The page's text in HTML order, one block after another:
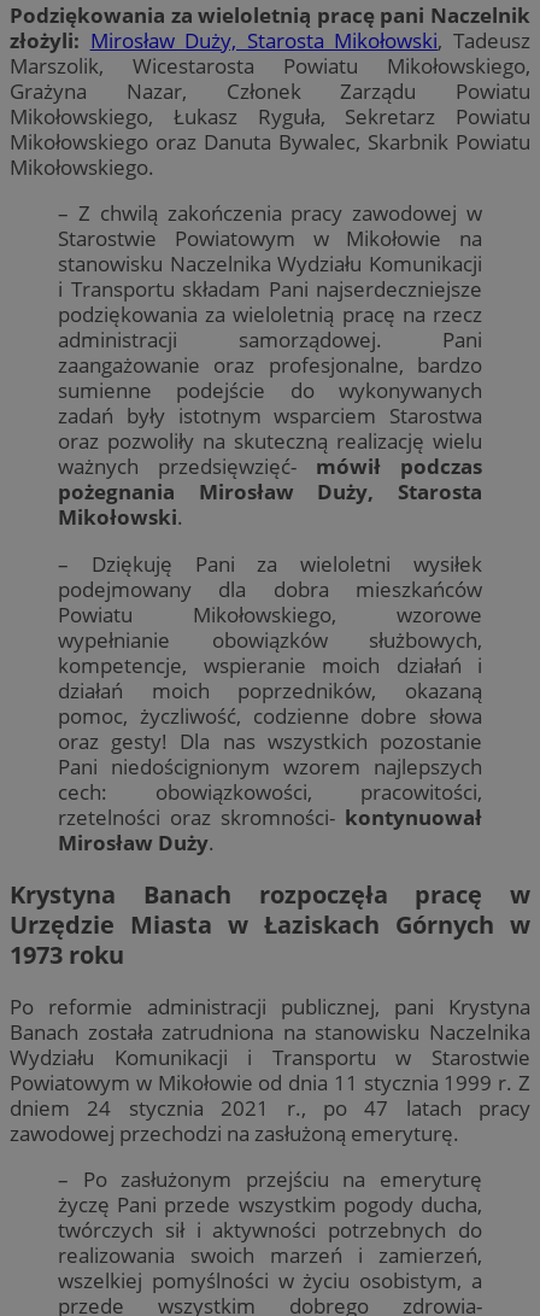
Podziękowania za wieloletnią pracę pani Naczelnik
złożyli: Mirosław Duży, Starosta Mikołowski, Tadeusz
Marszolik, Wicestarosta Powiatu Mikołowskiego,
Grażyna Nazar, Członek Zarządu Powiatu
Mikołowskiego, Łukasz Ryguła, Sekretarz Powiatu
Mikołowskiego oraz Danuta Bywalec, Skarbnik Powiatu
Mikołowskiego.
– Z chwilą zakończenia pracy zawodowej w
Starostwie Powiatowym w Mikołowie na
stanowisku Naczelnika Wydziału Komunikacji
i Transportu składam Pani najserdeczniejsze
podziękowania za wieloletnią pracę na rzecz
administracji samorządowej. Pani
zaangażowanie oraz profesjonalne, bardzo
sumienne podejście do wykonywanych
zadań były istotnym wsparciem Starostwa
oraz pozwoliły na skuteczną realizację wielu
ważnych przedsięwzięć- mówił podczas
pożegnania Mirosław Duży, Starosta
Mikołowski.
– Dziękuję Pani za wieloletni wysiłek
podejmowany dla dobra mieszkańców
Powiatu Mikołowskiego, wzorowe
wypełnianie obowiązków służbowych,
kompetencje, wspieranie moich działań i
działań moich poprzedników, okazaną
pomoc, życzliwość, codzienne dobre słowa
oraz gesty! Dla nas wszystkich pozostanie
Pani niedoścignionym wzorem najlepszych
cech: obowiązkowości, pracowitości,
rzetelności oraz skromności- kontynuował
Mirosław Duży.
Krystyna Banach rozpoczęła pracę w
Urzędzie Miasta w Łaziskach Górnych w
1973 roku
Po reformie administracji publicznej, pani Krystyna
Banach została zatrudniona na stanowisku Naczelnika
Wydziału Komunikacji i Transportu w Starostwie
Powiatowym w Mikołowie od dnia 11 stycznia 1999 r. Z
dniem 24 stycznia 2021 r., po 47 latach pracy
zawodowej przechodzi na zasłużoną emeryturę.
– Po zasłużonym przejściu na emeryturę
życzę Pani przede wszystkim pogody ducha,
twórczych sił i aktywności potrzebnych do
realizowania swoich marzeń i zamierzeń,
wszelkiej pomyślności w życiu osobistym, a
przede wszystkim dobrego zdrowia-